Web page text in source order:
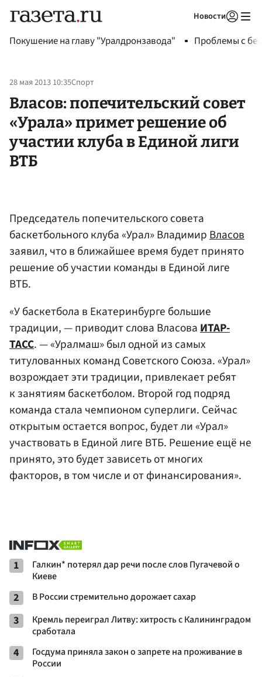
Новости
Покушение на главу "Уралдронзавода" Проблемы с
28 мая 2013 10:35Спорт
Власов: попечительский совет
«Урала» примет решение об
участии клуба в Единой лиги
ВТБ
Председатель попечительского совета
баскетбольного клуба «Урал» ВладимирВласов
заявил, что в ближайшее время будет принято
решение об участии команды в Единой лиге
ВТБ.
«У баскетбола в Екатеринбурге большие
традиции, — приводит слова ВласоваИТАР-
ТАСС. — «Уралмаш» был одной из самых
титулованных команд Советского Союза. «Урал»
возрождает эти традиции, привлекает ребят
к занятиям баскетболом. Второй год подряд
команда стала чемпионом суперлиги. Сейчас
открытым остается вопрос, будет ли «Урал»
участвовать в Единой лиге ВТБ. Решение ещё не
принято, это будет зависеть от многих
факторов, в том числе и от финансирования».
1
Галкин* потерял дар речи после слов Пугачевой о
Киеве
2 В России стремительно дорожает сахар
3
Кремль переиграл Литву: хитрость с Калининградом
сработала
4
Госдума приняла закон о запрете на проживание в
России